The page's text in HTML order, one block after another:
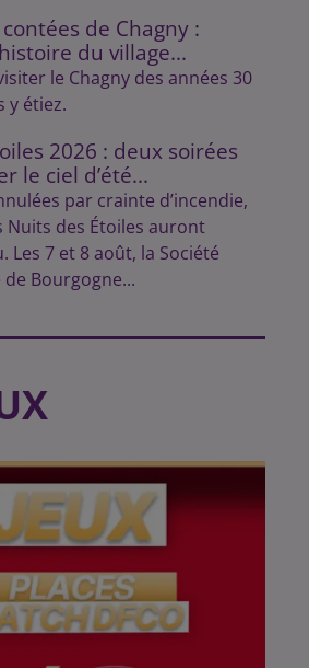
contées de Chagny :
du village...
le Chagny des années 30
y étiez.
2026 : deux soirées
le ciel d’été...
par crainte d’incendie,
Nuits des Étoiles auront
Les 7 et 8 août, la Société
Bourgogne...